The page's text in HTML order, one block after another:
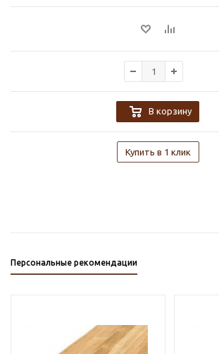
В корзину
Купить в 1 клик
Персональные рекомендации